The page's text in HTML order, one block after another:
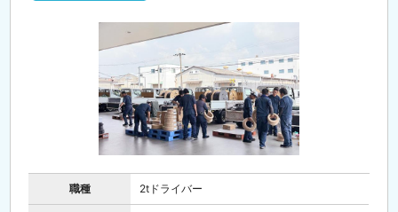
職種 2tドライバー